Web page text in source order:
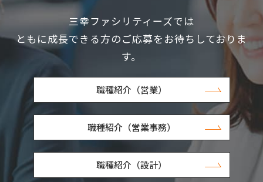
三幸ファシリティーズでは
ともに成長できる方のご応募をお待ちしておりま
す。
職種紹介（営業）
職種紹介（営業事務）
職種紹介（設計）